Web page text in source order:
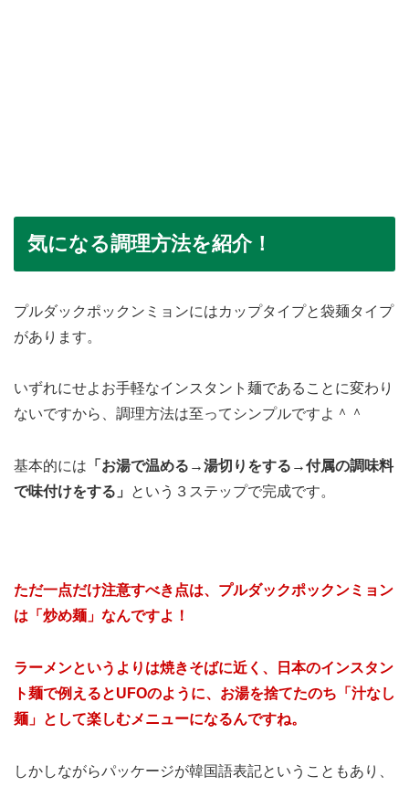
気になる調理方法を紹介！
プルダックポックンミョンにはカップタイプと袋麺タイプ
があります。
いずれにせよお手軽なインスタント麺であることに変わり
ないですから、調理方法は至ってシンプルですよ＾＾
基本的には 「お湯で温める→湯切りをする→付属の調味料
で味付けをする」
という３ステップで完成です。
ただ一点だけ注意すべき点は、プルダックポックンミョン
は「炒め麺」なんですよ！
ラーメンというよりは焼きそばに近く、日本のインスタン
ト麺で例えるとUFOのように、お湯を捨てたのち「汁なし
麺」として楽しむメニューになるんですね。
しかしながらパッケージが韓国語表記ということもあり、